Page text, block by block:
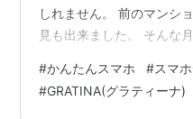
しれません。 前のマンシ
見も出来ました。 そんな
のように買うものはあり
です。 どこかに行くよう
#かんたんスマホ #スマ
#GRATINA(グラティーナ)